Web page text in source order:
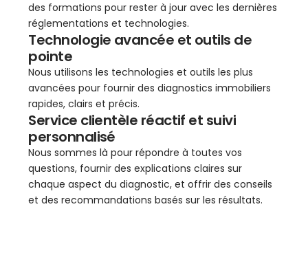
des formations pour rester à jour avec les dernières
réglementations et technologies.
Technologie avancée et outils de
pointe
Nous utilisons les technologies et outils les plus
avancées pour fournir des diagnostics immobiliers
rapides, clairs et précis.
Service clientèle réactif et suivi
personnalisé
Nous sommes là pour répondre à toutes vos
questions, fournir des explications claires sur
chaque aspect du diagnostic, et offrir des conseils
et des recommandations basés sur les résultats.